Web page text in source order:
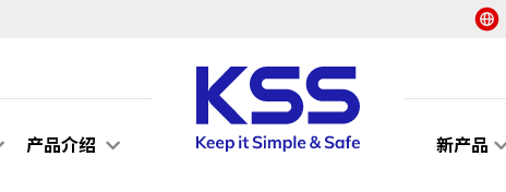
产品介绍 新产品